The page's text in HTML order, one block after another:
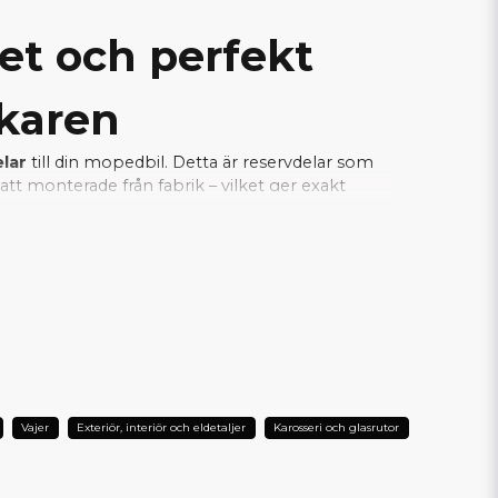
och perfekt
till din mopedbil. Detta är reservdelar som
monterade från fabrik – vilket ger exakt
fungerar tillsammans med bilens
DIN AIXAM?
Vajer Exteriör, interiör och eldetaljer Karosseri och glasrutor